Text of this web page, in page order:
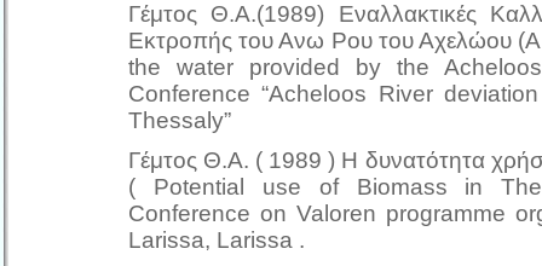
Γέμτος Θ.Α.(1989) Εναλλακτικές
Εκτροπής του Ανω Ρου του Αχελώου
the water provided by the
Conference “Acheloos River
Thessaly”
Γέμτος Θ.Α. ( 1989 ) H δυνατότητα
( Potential use of Biomass in
Conference on Valoren programme
Larissa, Larissa .